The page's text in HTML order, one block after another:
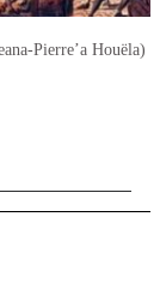
Pierre’a Houëla)